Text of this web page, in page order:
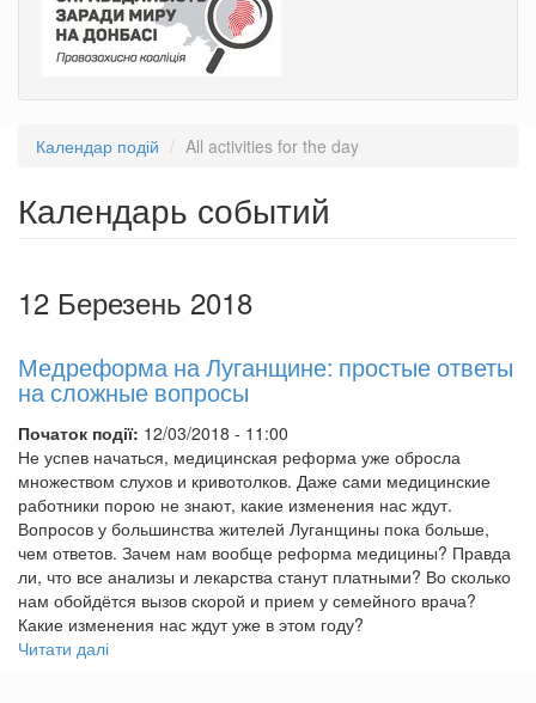
Календар подій All activities for the day
Календарь событий
12 Березень 2018
Медреформа на Луганщине: простые ответы
на сложные вопросы
Початок події: 12/03/2018 - 11:00
Не успев начаться, медицинская реформа уже обросла
множеством слухов и кривотолков. Даже сами медицинские
работники порою не знают, какие изменения нас ждут.
Вопросов у большинства жителей Луганщины пока больше,
чем ответов. Зачем нам вообще реформа медицины? Правда
ли, что все анализы и лекарства станут платными? Во сколько
нам обойдётся вызов скорой и прием у семейного врача?
Какие изменения нас ждут уже в этом году?
Читати далі